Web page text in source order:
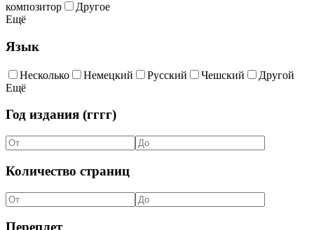
композитор
Другое
Ещё
Язык
Несколько Немецкий Русский Чешский
Другой
Ещё
Год издания (гггг)
Количество страниц
Переплет